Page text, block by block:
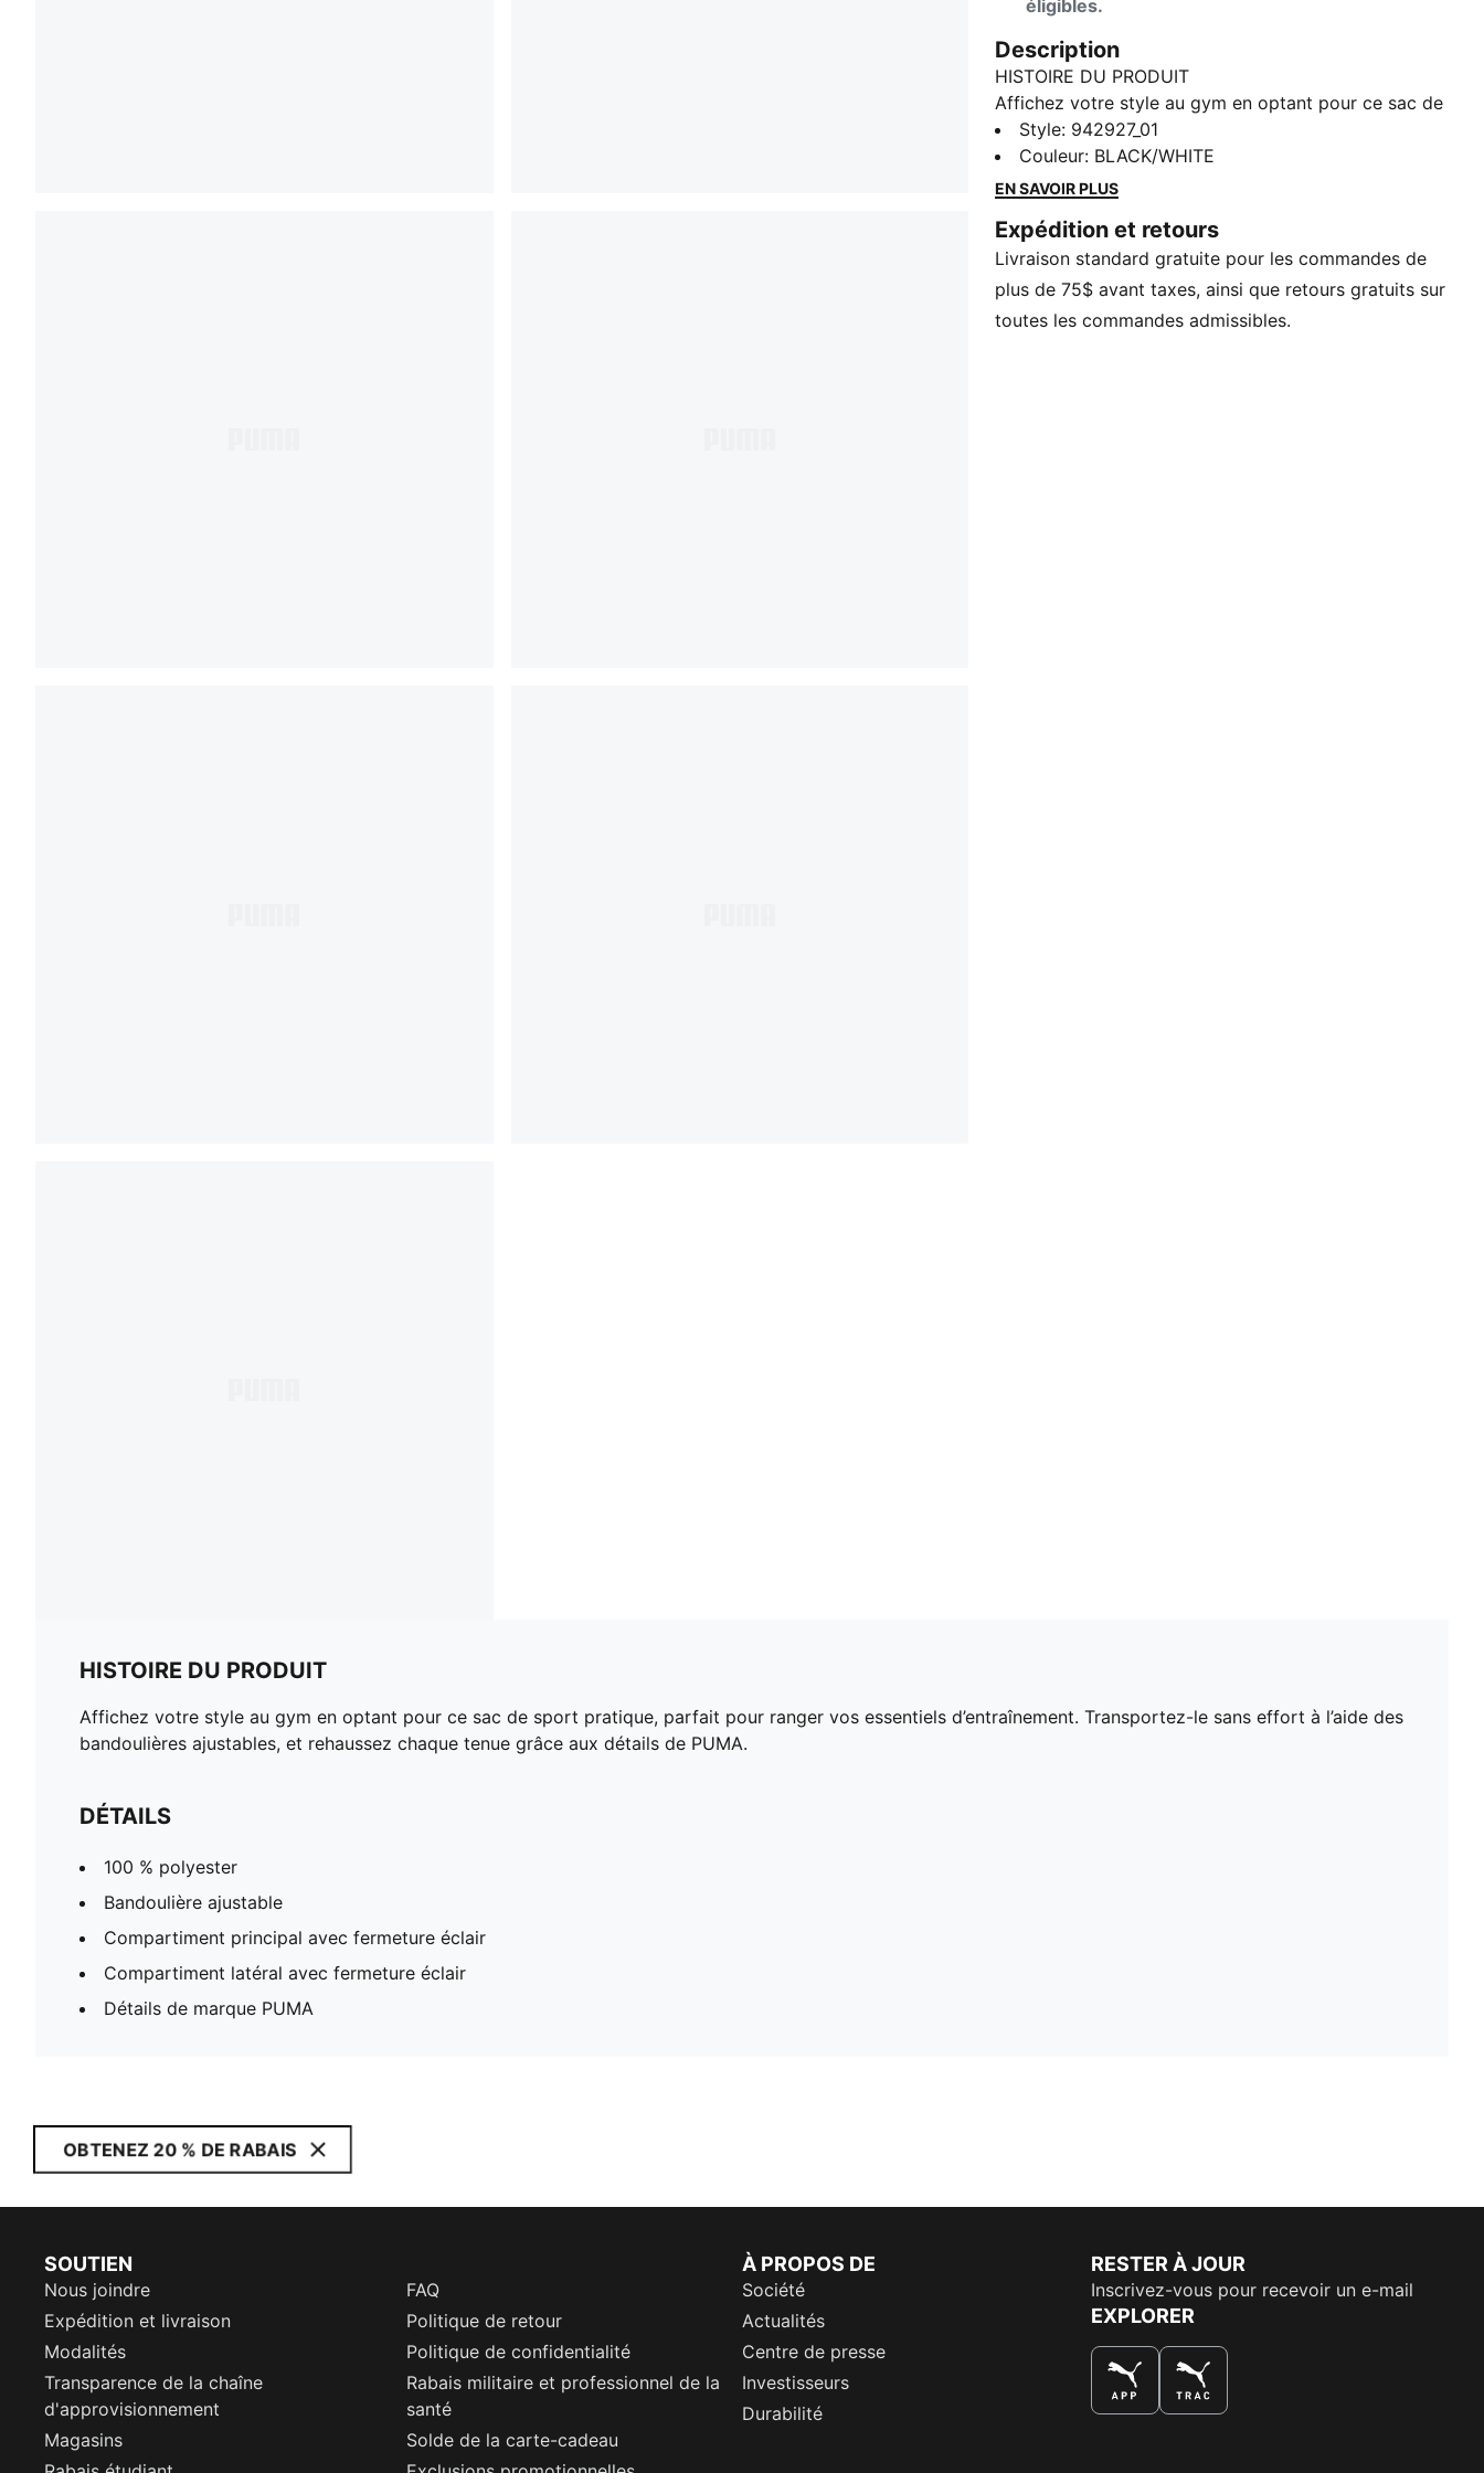
éligibles.
Description
HISTOIRE DU PRODUIT
Affichez votre style au gym en optant pour ce sac de
sport pratique, parfait pour ranger vos essentiels
d’entraînement. Transportez-le sans effort à l’aide des
bandoulières ajustables, et rehaussez chaque tenue
DÉTAILS
100 % polyester
Bandoulière ajustable
Compartiment principal avec fermeture éclair
Style: 942927_01
Couleur: BLACK/WHITE
EN SAVOIR PLUS
Expédition et retours
Livraison standard gratuite pour les commandes de
plus de 75$ avant taxes, ainsi que retours gratuits sur
toutes les commandes admissibles.
HISTOIRE DU PRODUIT
Affichez votre style au gym en optant pour ce sac de sport pratique, parfait pour ranger vos essentiels d’entraînement. Transportez-le sans effort à l’aide des
bandoulières ajustables, et rehaussez chaque tenue grâce aux détails de PUMA.
DÉTAILS
100 % polyester
Bandoulière ajustable
Compartiment principal avec fermeture éclair
Compartiment latéral avec fermeture éclair
Détails de marque PUMA
OBTENEZ 20 % DE RABAIS
SOUTIEN
Nous joindre
FAQ
Expédition et livraison
Politique de retour
Modalités
Politique de confidentialité
Transparence de la chaîne
d'approvisionnement
Rabais militaire et professionnel de la
santé
Magasins
Solde de la carte-cadeau
À PROPOS DE
Société
Actualités
Centre de presse
Investisseurs
Durabilité
RESTER À JOUR
Inscrivez-vous pour recevoir un e-mail
EXPLORER